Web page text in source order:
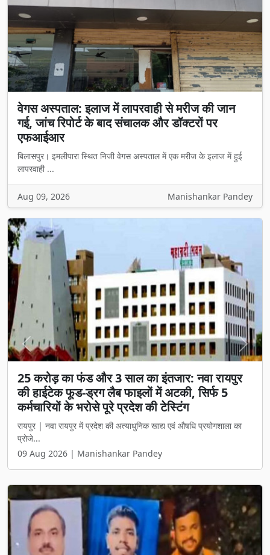
वेगस अस्पताल: इलाज में लापरवाही से मरीज की जान
गई, जांच रिपोर्ट के बाद संचालक और डॉक्टरों पर
एफआईआर
बिलासपुर। इमलीपारा स्थित निजी वेगस अस्पताल में एक मरीज के इलाज में हुई
लापरवाही ...
Aug 09, 2026 Manishankar Pandey
25 करोड़ का फंड और 3 साल का इंतजार: नवा रायपुर
की हाईटेक फूड-ड्रग लैब फाइलों में अटकी, सिर्फ 5
कर्मचारियों के भरोसे पूरे प्रदेश की टेस्टिंग
रायपुर | नवा रायपुर में प्रदेश की अत्याधुनिक खाद्य एवं औषधि प्रयोगशाला का
प्रोजे...
09 Aug 2026 | Manishankar Pandey
Previous Next